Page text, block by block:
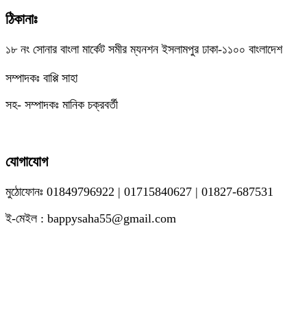
Link
Share
ঠিকানাঃ
১৮ নং সোনার বাংলা মার্কেট সমীর ম্যনশন ইসলামপুর ঢাকা-১১০০ বাংলাদেশ
সম্পাদকঃ বাপ্পি সাহা
সহ- সম্পাদকঃ মানিক চক্রবর্তী
যোগাযোগ
মুঠোফোনঃ 01849796922 | 01715840627 | 01827-687531
ই-মেইল : bappysaha55@gmail.com